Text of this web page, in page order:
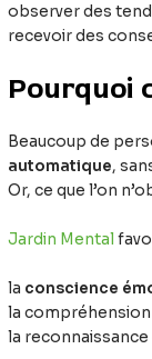
observer des
recevoir des
Pourquoi
Beaucoup de
automatique,
Or, ce que l’on
Jardin Mental
la conscience
la
la